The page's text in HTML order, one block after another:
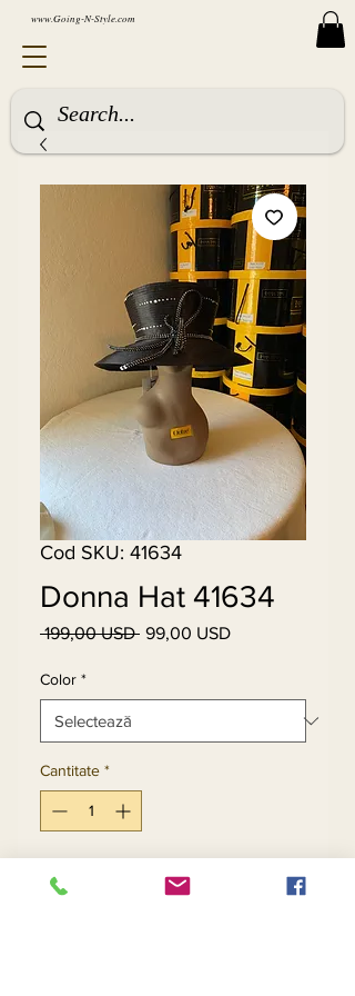
www.Going-N-Style.com
Cod SKU: 41634
Donna Hat 41634
199,00 USD Preț
99,00 USDPreț
Color *
Cantitate *
Adaugă în coș